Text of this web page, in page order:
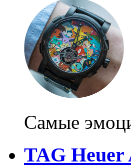
Самые
TAG Heuer